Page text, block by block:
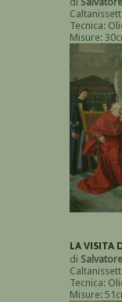
Tecnica:
Misure:
LA VISITA
di
Tecnica:
Misure: